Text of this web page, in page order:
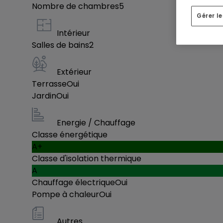
Tous nos prix sont renseignés « terrain +
votre dossier par l'administration de
Nombre de chambres5
Intérieur
Salles de bains2
Extérieur
TerrasseOui
JardinOui
Energie / Chauffage
Classe énergétique
A+
Classe d'isolation thermique
A
Chauffage électriqueOui
Pompe à chaleurOui
Gérer